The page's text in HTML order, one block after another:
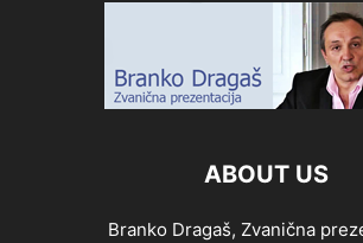
ABOUT US
Branko Dragaš, Zvanična